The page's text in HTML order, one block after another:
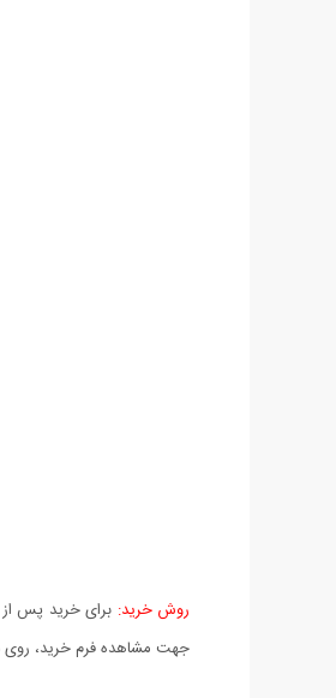
روش خرید: برای خرید پس
جهت مشاهده فرم خرید، روی